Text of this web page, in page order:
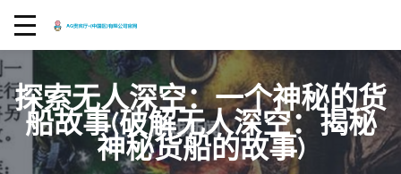
探索无人深空：一个神秘的货
船故事(破解无人深空：揭秘
神秘货船的故事)